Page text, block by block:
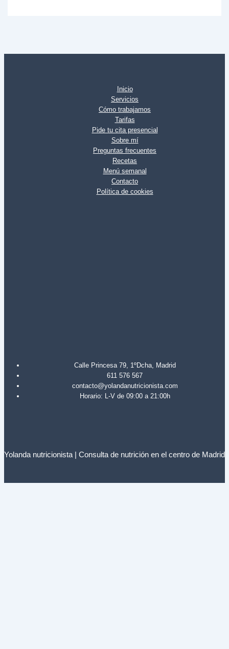
Inicio
Servicios
Cómo trabajamos
Tarifas
Pide tu cita presencial
Sobre mí
Preguntas frecuentes
Recetas
Menú semanal
Contacto
Política de cookies
Calle Princesa 79, 1ºDcha, Madrid
611 576 567
contacto@yolandanutricionista.com
Horario: L-V de 09:00 a 21:00h
Yolanda nutricionista | Consulta de nutrición en el centro de Madrid